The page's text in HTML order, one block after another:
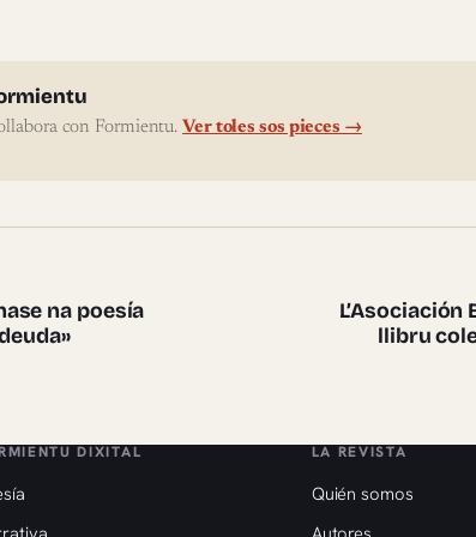
con Formientu.Ver toles sos pieces →
pieces
na poesía
llibru
DIXITAL LA REVISTA
Quién somos